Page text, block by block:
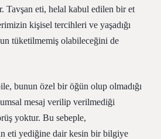
Tavşan eti, helal kabul edilen bir et
kişisel tercihleri ve yaşadığı
tüketilmemiş olabileceğini de
bunun özel bir öğün olup olmadığı
mesaj verilip verilmediği
yoktur. Bu sebeple,
eti yediğine dair kesin bir bilgiye